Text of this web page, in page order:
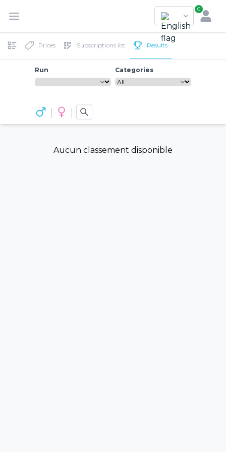
0
Prices Subscriptions list Results
Run Categories
Aucun classement disponible